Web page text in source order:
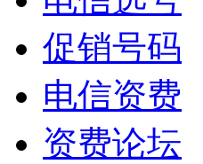
促销号码
电信资费
资费论坛